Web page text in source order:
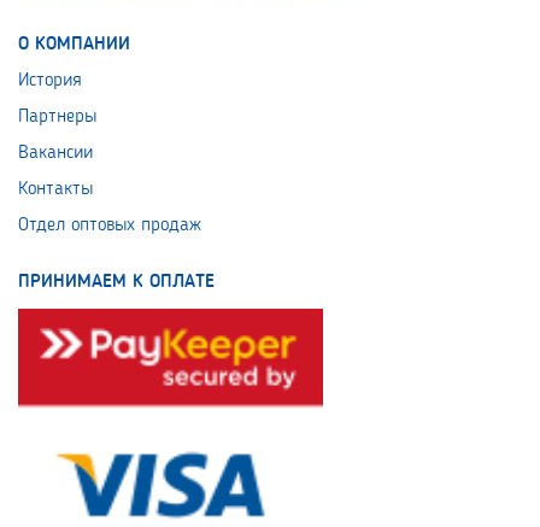
О КОМПАНИИ
История
Партнеры
Вакансии
Контакты
Отдел оптовых продаж
ПРИНИМАЕМ К ОПЛАТЕ